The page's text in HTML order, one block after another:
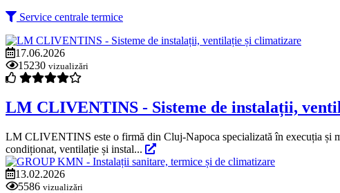
Service centrale termice
17.06.2026
15230 vizualizări
LM CLIVENTINS - Sisteme de instalații,
LM CLIVENTINS este o firmă din Cluj-Napoca specializată în execuția și
condiționat, ventilație și instal...
13.02.2026
5586 vizualizări